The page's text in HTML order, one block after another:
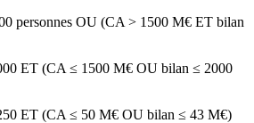
personnes OU (CA > 1500 M€ ET bilan
ET (CA ≤ 1500 M€ OU bilan ≤ 2000
ET (CA ≤ 50 M€ OU bilan ≤ 43 M€)